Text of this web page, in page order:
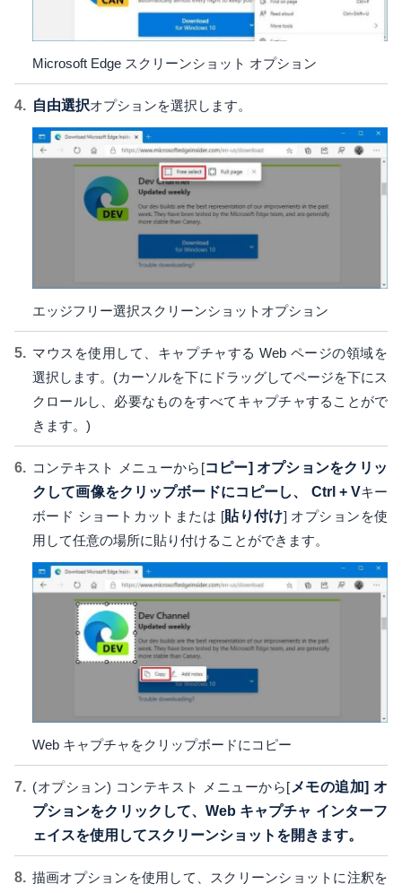
Microsoft Edge スクリーンショット オプション
自由選択オプションを選択します。
エッジフリー選択スクリーンショットオプション
マウスを使用して、キャプチャする Web ページの領域を
選択します。(カーソルを下にドラッグしてページを下にス
クロールし、必要なものをすべてキャプチャすることがで
きます。)
コンテキスト メニューから[コピー] オプションをクリッ
クして画像をクリップボードにコピーし、 Ctrl + Vキー
ボード ショートカットまたは [貼り付け] オプションを使
用して任意の場所に貼り付けることができます。
Web キャプチャをクリップボードにコピー
(オプション) コンテキスト メニューから[メモの追加] オ
プションをクリックして、Web キャプチャ インターフ
ェイスを使用してスクリーンショットを開きます。
描画オプションを使用して、スクリーンショットに注釈を